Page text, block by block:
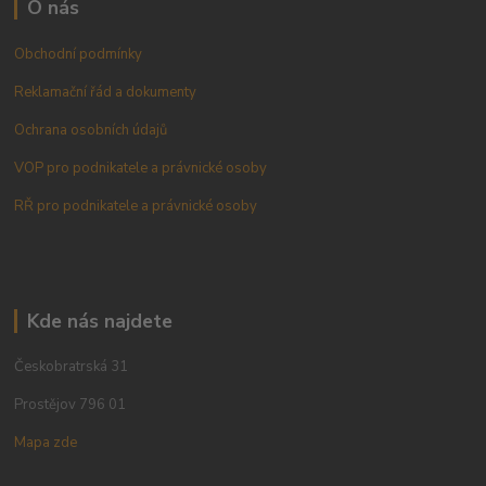
O nás
Obchodní podmínky
Reklamační řád a dokumenty
Ochrana osobních údajů
VOP pro podnikatele a právnické osoby
RŘ pro podnikatele a právnické osoby
Kde nás najdete
Českobratrská 31
Prostějov 796 01
Mapa zde